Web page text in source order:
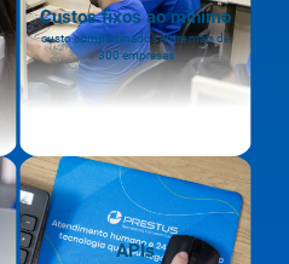
Custos fixos ao mínimo
custo compartilhados entre mais de
300 empresas
APIs